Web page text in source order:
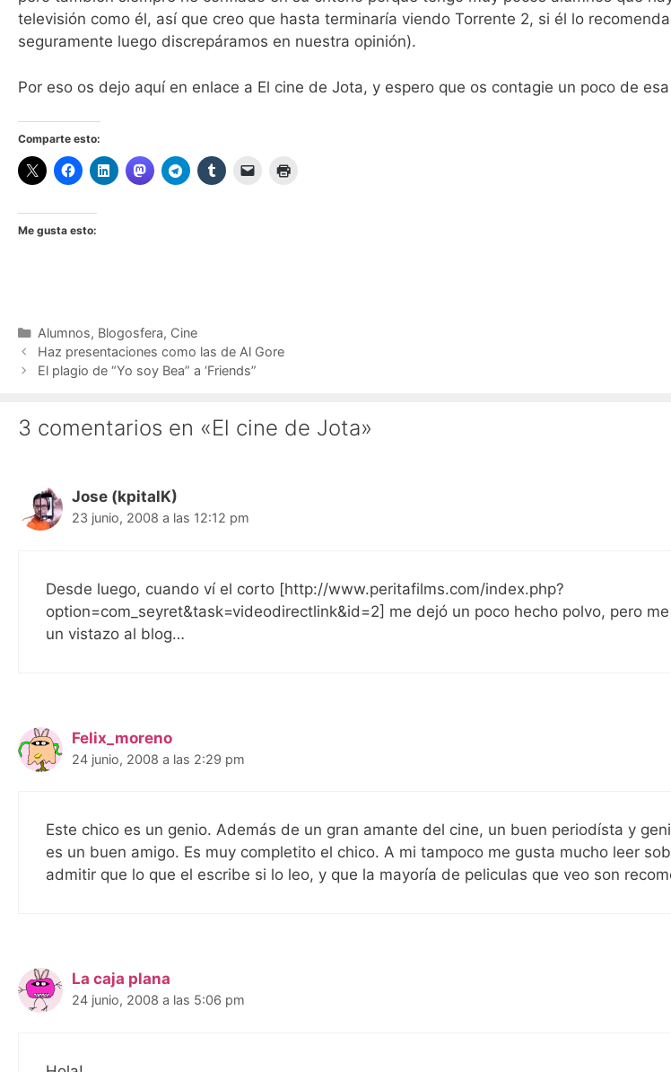
televisión como él, así que creo que hasta terminaría viendo Torrente 2, si él lo
seguramente luego discrepáramos en nuestra opinión).
Por eso os dejo aquí en enlace a El cine de Jota, y espero que os contagie un poco de
Comparte esto:
Me gusta esto:
Categorías
Alumnos, Blogosfera, Cine
Haz presentaciones como las de Al Gore
El plagio de “Yo soy Bea” a ‘Friends”
3 comentarios en «El cine de Jota»
Jose (kpitalK)
23 junio, 2008 a las 12:12 pm
Desde luego, cuando ví el corto [http://www.peritafilms.com/index.php?
option=com_seyret&task=videodirectlink&id=2] me dejó un poco hecho polvo, pero
un vistazo al blog…
Felix_moreno
24 junio, 2008 a las 2:29 pm
Este chico es un genio. Además de un gran amante del cine, un buen periodísta y
es un buen amigo. Es muy completito el chico. A mi tampoco me gusta mucho leer
admitir que lo que el escribe si lo leo, y que la mayoría de peliculas que veo son
La caja plana
24 junio, 2008 a las 5:06 pm